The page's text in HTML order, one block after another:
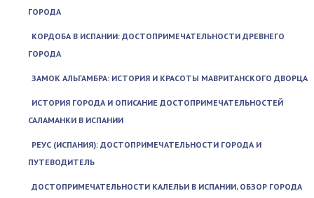
ГОРОДА
КОРДОБА В ИСПАНИИ: ДОСТОПРИМЕЧАТЕЛЬНОСТИ ДРЕВНЕГО
ГОРОДА
ЗАМОК АЛЬГАМБРА: ИСТОРИЯ И КРАСОТЫ МАВРИТАНСКОГО ДВОРЦА
ИСТОРИЯ ГОРОДА И ОПИСАНИЕ ДОСТОПРИМЕЧАТЕЛЬНОСТЕЙ
САЛАМАНКИ В ИСПАНИИ
РЕУС (ИСПАНИЯ): ДОСТОПРИМЕЧАТЕЛЬНОСТИ ГОРОДА И
ПУТЕВОДИТЕЛЬ
ДОСТОПРИМЕЧАТЕЛЬНОСТИ КАЛЕЛЬИ В ИСПАНИИ, ОБЗОР ГОРОДА